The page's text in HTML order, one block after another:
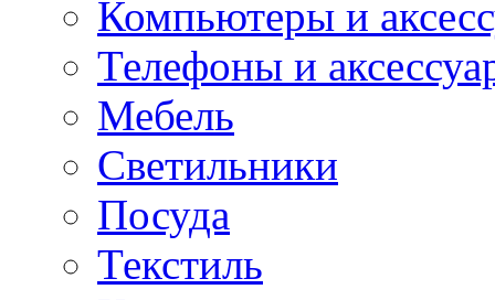
Компьютеры и
Телефоны и
Мебель
Светильники
Посуда
Текстиль